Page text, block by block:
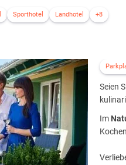
Sporthotel Landhotel +8
Seien
Im